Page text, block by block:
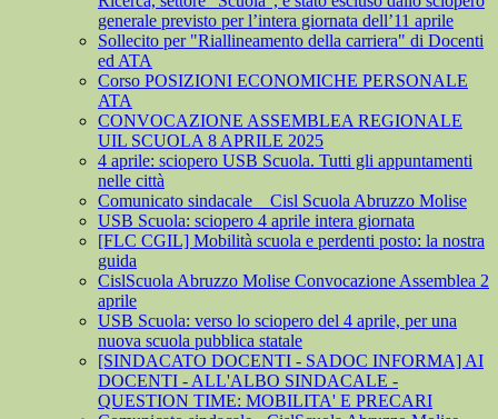
generale previsto per l’intera giornata dell’11 aprile
Sollecito per "Riallineamento della carriera" di Docenti
ed ATA
Corso POSIZIONI ECONOMICHE PERSONALE
ATA
CONVOCAZIONE ASSEMBLEA REGIONALE
UIL SCUOLA 8 APRILE 2025
4 aprile: sciopero USB Scuola. Tutti gli appuntamenti
nelle città
Comunicato sindacale _ Cisl Scuola Abruzzo Molise
USB Scuola: sciopero 4 aprile intera giornata
[FLC CGIL] Mobilità scuola e perdenti posto: la nostra
guida
CislScuola Abruzzo Molise Convocazione Assemblea 2
aprile
USB Scuola: verso lo sciopero del 4 aprile, per una
nuova scuola pubblica statale
[SINDACATO DOCENTI - SADOC INFORMA] AI
DOCENTI - ALL'ALBO SINDACALE -
QUESTION TIME: MOBILITA' E PRECARI